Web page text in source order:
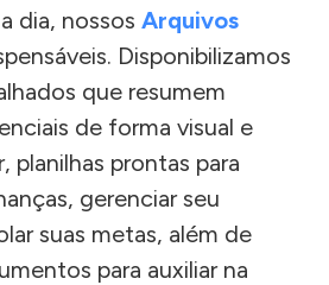
dia, nossos Arquivos
Disponibilizamos
que resumem
de forma visual e
planilhas prontas para
gerenciar seu
suas metas, além de
para auxiliar na